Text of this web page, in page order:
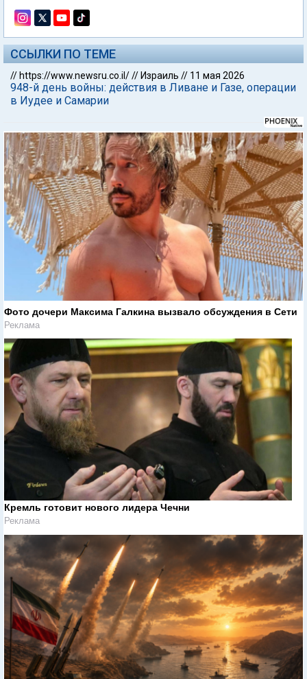
ССЫЛКИ ПО ТЕМЕ
// https://www.newsru.co.il/// Израиль // 11 мая 2026
948-й день войны: действия в Ливане и Газе, операции
в Иудее и Самарии
Фото дочери Максима Галкина вызвало обсуждения в Сети
Реклама
Кремль готовит нового лидера Чечни
Реклама